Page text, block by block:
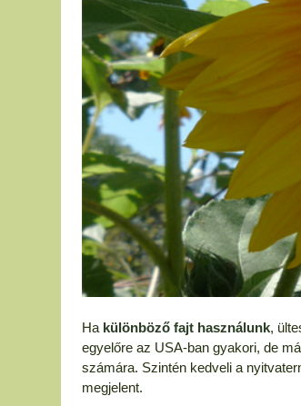
Ha különböző fajt használunk,
egyelőre az USA-ban gyakori, de
számára. Szintén kedveli a
megjelent.